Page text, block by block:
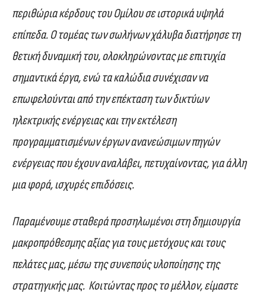
περιθώρια κέρδους του Ομίλου σε ιστορικά υψηλά
επίπεδα. Ο τομέας των σωλήνων χάλυβα διατήρησε τη
θετική δυναμική του, ολοκληρώνοντας με επιτυχία
σημαντικά έργα, ενώ τα καλώδια συνέχισαν να
επωφελούνται από την επέκταση των δικτύων
ηλεκτρικής ενέργειας και την εκτέλεση
προγραμματισμένων έργων ανανεώσιμων πηγών
ενέργειας που έχουν αναλάβει, πετυχαίνοντας, για άλλη
μια φορά, ισχυρές επιδόσεις.
Παραμένουμε σταθερά προσηλωμένοι στη δημιουργία
μακροπρόθεσμης αξίας για τους μετόχους και τους
πελάτες μας, μέσω της συνεπούς υλοποίησης της
στρατηγικής μας. Κοιτώντας προς το μέλλον, είμαστε